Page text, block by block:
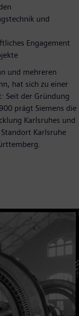
und
Engagement
und mehreren
hat sich zu einer
Seit der Gründung
prägt Siemens die
Karlsruhes und
Karlsruhe